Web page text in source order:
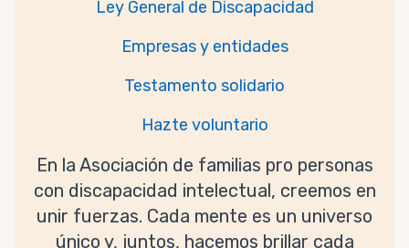
Ley General de Discapacidad
Empresas y entidades
Testamento solidario
Hazte voluntario
En la Asociación de familias pro personas
con discapacidad intelectual, creemos en
unir fuerzas. Cada mente es un universo
único y, juntos, hacemos brillar cada